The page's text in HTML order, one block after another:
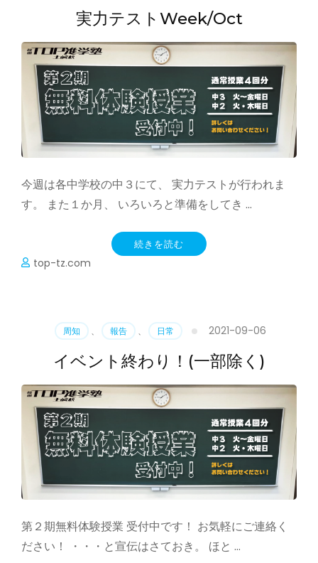
実力テストWeek/Oct
今週は各中学校の中３にて、 実力テストが行われま
す。 また１か月、 いろいろと準備をしてき …
続きを読む
top-tz.com
周知 、 報告 、 日常 2021-09-06
イベント終わり！(一部除く)
第２期無料体験授業 受付中です！ お気軽にご連絡く
ださい！ ・・・と宣伝はさておき。 ほと …